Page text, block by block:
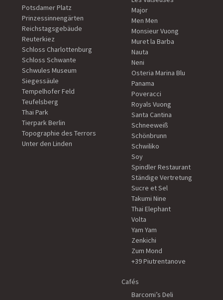
Potsdamer Platz
Prinzessinnengärten
Reichstagsgebäude
Reuterkiez
Schloss Charlottenburg
Schloss Schwante
Schwules Museum
Siegessäule
Tempelhofer Feld
Teufelsberg
Thai Park
Tierpark Berlin
Topographie des Terrors
Unter den Linden
Major
Men Men
Monsieur Vuong
Muret la Barba
Nauta
Neni
Osteria Marina Blu
Panama
Poveracci
Royals Vuong
Santa Cantina
Schneeweiß
Schönbrunn
Schwiliko
Soy
Spindler Restaurant
Ständige Vertretung
Sucre et Sel
Takumi Nine
Thai Elephant
Volta
Yam Yam
Zenkichi
Zum Mond
+39 Piutrentanove
Cafés
Barcomi’s Deli